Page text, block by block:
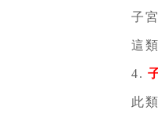
子宮
這類情
4.
此類